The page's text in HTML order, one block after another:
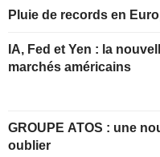
Pluie de records en
IA, Fed et Yen : la
marchés américains
GROUPE ATOS : une nouvelle année à
oublier